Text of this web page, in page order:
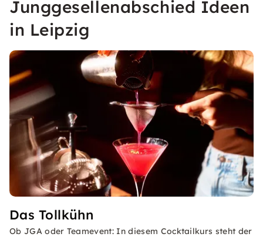
Junggesellenabschied Ideen
in Leipzig
Das Tollkühn
Ob JGA oder Teamevent: In diesem Cocktailkurs steht der